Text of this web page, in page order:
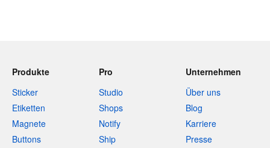
Produkte
Sticker
Etiketten
Magnete
Buttons
Pro
Studio
Shops
Notify
Ship
Unternehmen
Über uns
Blog
Karriere
Presse